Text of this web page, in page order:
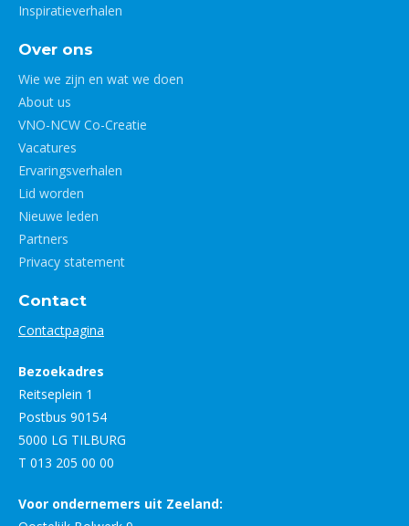
Inspiratieverhalen
Over ons
Wie we zijn en wat we doen
About us
VNO-NCW Co-Creatie
Vacatures
Ervaringsverhalen
Lid worden
Nieuwe leden
Partners
Privacy statement
Contact
Contactpagina
Bezoekadres
Reitseplein 1
Postbus 90154
5000 LG TILBURG
T 013 205 00 00
Voor ondernemers uit Zeeland: